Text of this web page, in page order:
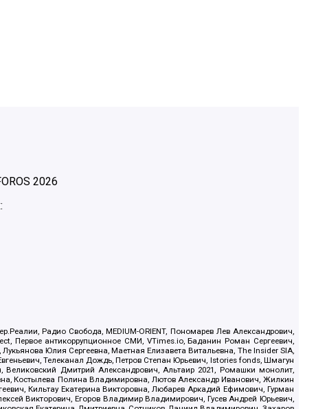
2026
Радио Свобода, MEDIUM-ORIENT, Пономарев Лев Александрович,
Первое антикоррупционное СМИ, VTimes.io, Баданин Роман Сергеевич,
Юлия Сергеевна, Маетная Елизавета Витальевна, The Insider SIA,
Телеканал Дождь, Петров Степан Юрьевич, Istories fonds, Шмагун
Дмитрий Александрович, Альтаир 2021, Ромашки монолит,
Костылева Полина Владимировна, Лютов Александр Иванович, Жилкин
Кильтау Екатерина Викторовна, Любарев Аркадий Ефимович, Гурман
Викторович, Егоров Владимир Владимирович, Гусев Андрей Юрьевич,